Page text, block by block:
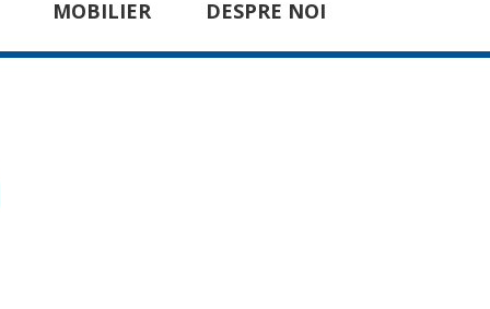
MOBILIER DESPRE NOI